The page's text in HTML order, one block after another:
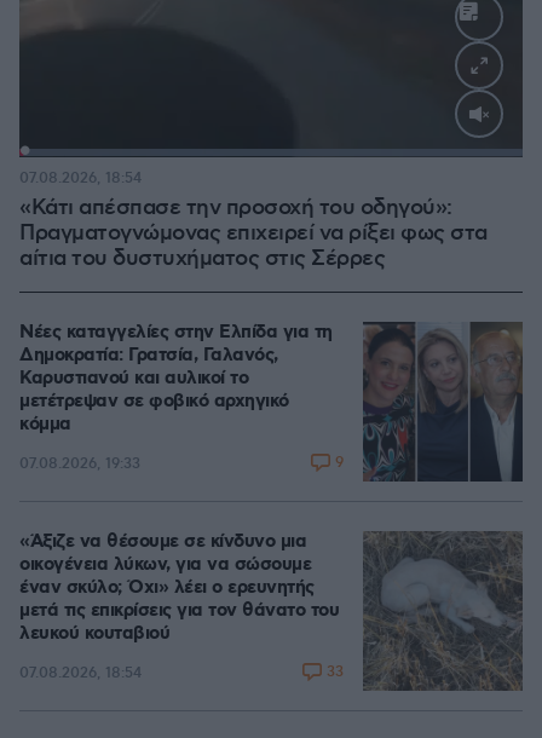
Loaded:
«Κάτι απέσπασε την προσοχή του οδηγού»:
Πραγματογνώμονας επιχειρεί να ρίξει φως στα
αίτια του δυστυχήματος στις Σέρρες
07.08.2026, 18:54
Νέες καταγγελίες στην Ελπίδα για τη
Δημοκρατία: Γρατσία, Γαλανός,
Καρυστιανού και αυλικοί το
μετέτρεψαν σε φοβικό αρχηγικό
κόμμα
07.08.2026, 19:33 9
«Άξιζε να θέσουμε σε κίνδυνο μια
οικογένεια λύκων, για να σώσουμε
έναν σκύλο; Όχι» λέει ο ερευνητής
μετά τις επικρίσεις για τον θάνατο του
λευκού κουταβιού
07.08.2026, 18:54 33